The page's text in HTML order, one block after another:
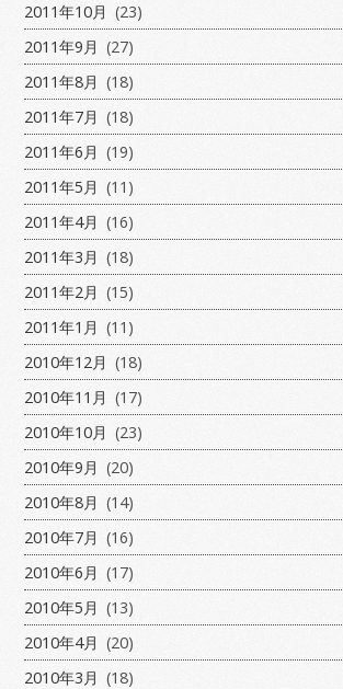
2011年10月 (23)
2011年9月 (27)
2011年8月 (18)
2011年7月 (18)
2011年6月 (19)
2011年5月 (11)
2011年4月 (16)
2011年3月 (18)
2011年2月 (15)
2011年1月 (11)
2010年12月 (18)
2010年11月 (17)
2010年10月 (23)
2010年9月 (20)
2010年8月 (14)
2010年7月 (16)
2010年6月 (17)
2010年5月 (13)
2010年4月 (20)
2010年3月 (18)